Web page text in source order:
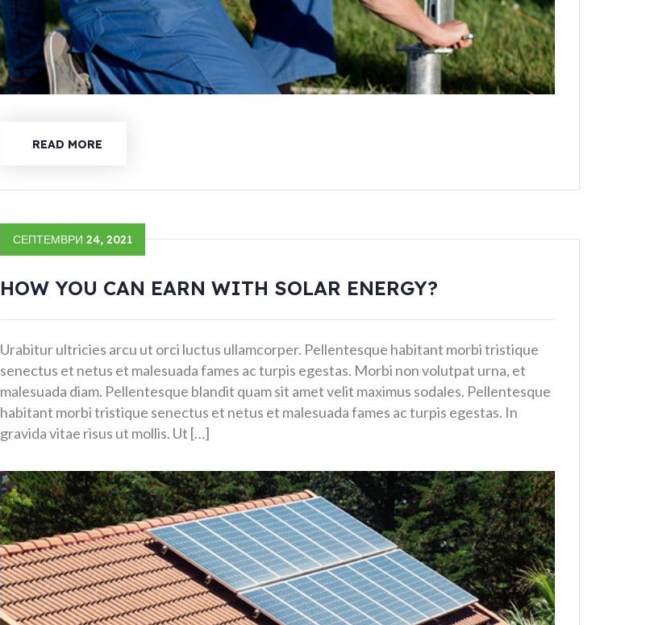
READ MORE
СЕПТЕМВРИ 24, 2021
HOW YOU CAN EARN WITH SOLAR ENERGY?
Urabitur ultricies arcu ut orci luctus ullamcorper. Pellentesque habitant morbi tristique
senectus et netus et malesuada fames ac turpis egestas. Morbi non volutpat urna, et
malesuada diam. Pellentesque blandit quam sit amet velit maximus sodales. Pellentesque
habitant morbi tristique senectus et netus et malesuada fames ac turpis egestas. In
gravida vitae risus ut mollis. Ut […]